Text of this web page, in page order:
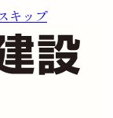
キップ